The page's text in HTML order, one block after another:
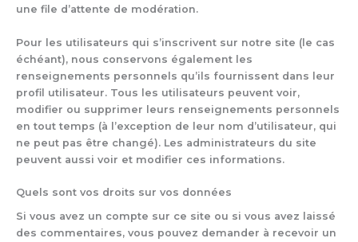
une file d’attente de modération.
Pour les utilisateurs qui s’inscrivent sur notre site (le cas
échéant), nous conservons également les
renseignements personnels qu’ils fournissent dans leur
profil utilisateur. Tous les utilisateurs peuvent voir,
modifier ou supprimer leurs renseignements personnels
en tout temps (à l’exception de leur nom d’utilisateur, qui
ne peut pas être changé). Les administrateurs du site
peuvent aussi voir et modifier ces informations.
Quels sont vos droits sur vos données
Si vous avez un compte sur ce site ou si vous avez laissé
des commentaires, vous pouvez demander à recevoir un